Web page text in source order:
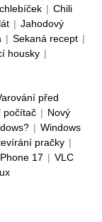
| Chili
| Jahodový
| Sekaná recept |
housky |
před
počítač | Nový
| Windows
pračky |
17 | VLC